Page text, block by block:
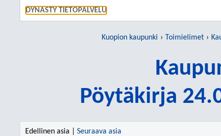
DYNASTY TIETOPALVELU
Kuopion kaupunki Toimielimet
Pöytäkirja
Edellinen asia | Seuraava asia